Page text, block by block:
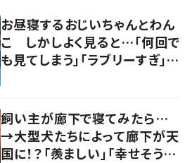
お昼寝するおじいちゃんとわん
こ しかしよく見ると…「何回で
も見てしまう」「ラブリーすぎ」の
飼い主が廊下で寝てみたら…
→大型犬たちによって廊下が天
国に！？「羨ましい」「幸せそう」